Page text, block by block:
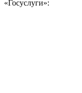
«Госуслуги»: